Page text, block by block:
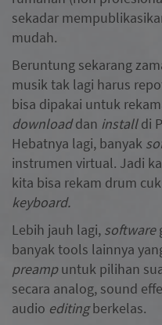
sekadar
mudah.
Beruntung sekarang
musik tak lagi harus
bisa dipakai untuk
downloaddan installdi
Hebatnya lagi, banyak
instrumen virtual. Jadi
kita bisa rekam drum
keyboard.
Lebih jauh lagi, software
banyak tools lainnya
preampuntuk pilihan
secara analog, sound
audio editingberkelas.